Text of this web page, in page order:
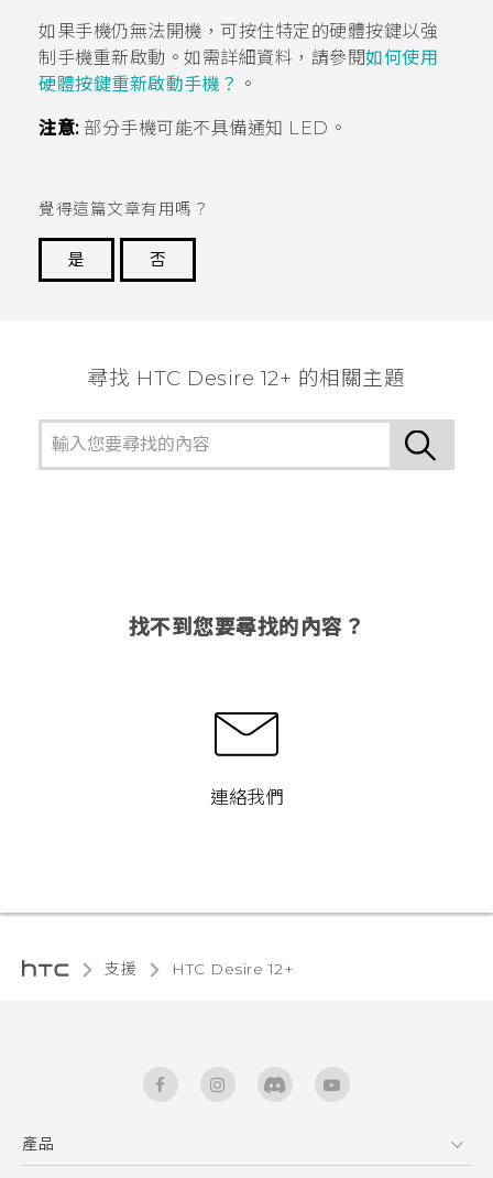
如果手機仍無法開機，可按住特定的硬體按鍵以強
制手機重新啟動。如需詳細資料，請參閱如何使用
硬體按鍵重新啟動手機？ 。
注意:部分手機可能不具備通知 LED。
覺得這篇文章有用嗎？
是
否
尋找 HTC Desire 12+ 的相關主題
找不到您要尋找的內容？
連絡我們
支援 HTC Desire 12+‎
產品